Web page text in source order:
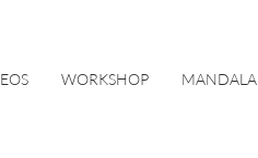
WORKSHOP MANDALA